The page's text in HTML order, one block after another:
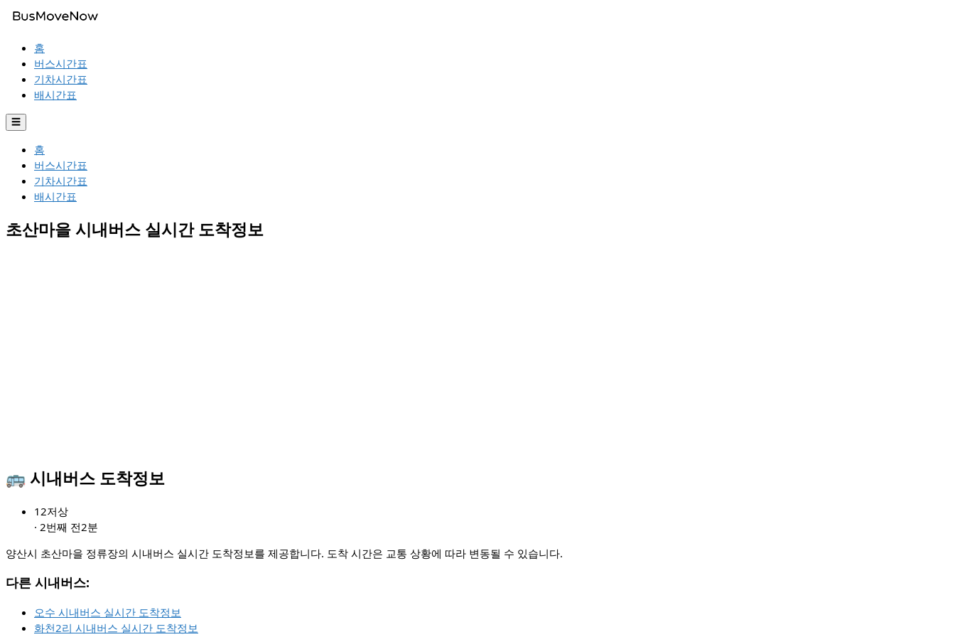
홈
버스시간표
기차시간표
배시간표
☰
홈
버스시간표
기차시간표
배시간표
초산마을 시내버스 실시간 도착정보
🚌 시내버스 도착정보
12저상
· 2번째 전2분
양산시 초산마을 정류장의 시내버스 실시간 도착정보를 제공합니다. 도착 시간은 교통 상황에 따라 변동될 수 있습니다.
다른 시내버스:
오수 시내버스 실시간 도착정보
화천2리 시내버스 실시간 도착정보